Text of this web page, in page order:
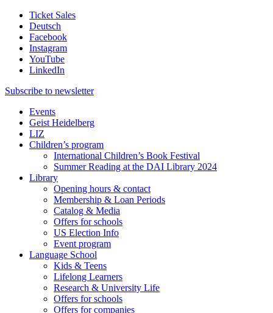
Ticket Sales
Deutsch
Facebook
Instagram
YouTube
LinkedIn
Subscribe to newsletter
Events
Geist Heidelberg
LIZ
Children’s program
International Children’s Book Festival
Summer Reading at the DAI Library 2024
Library
Opening hours & contact
Membership & Loan Periods
Catalog & Media
Offers for schools
US Election Info
Event program
Language School
Kids & Teens
Lifelong Learners
Research & University Life
Offers for schools
Offers for companies